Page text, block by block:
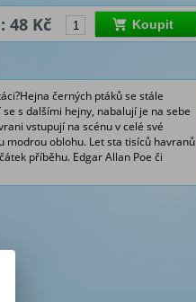
48 Kč Koupit
černých ptáků se stále
s dalšími hejny, nabalují je na sebe
vstupují na scénu v celé své
modrou oblohu. Let sta tisíců havranů
příběhu. Edgar Allan Poe či